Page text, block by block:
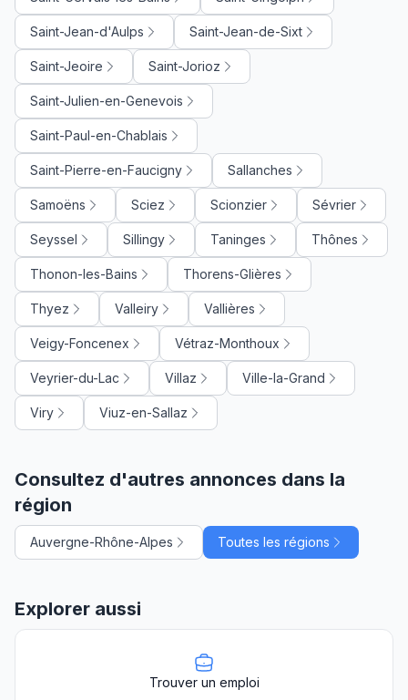
Saint-Jean-d'Aulps Saint-Jean-de-Sixt
Saint-Jeoire Saint-Jorioz
Saint-Julien-en-Genevois
Saint-Paul-en-Chablais
Saint-Pierre-en-Faucigny Sallanches
Samoëns Sciez Scionzier Sévrier
Seyssel Sillingy Taninges Thônes
Thonon-les-Bains Thorens-Glières
Thyez Valleiry Vallières
Veigy-Foncenex Vétraz-Monthoux
Veyrier-du-Lac Villaz Ville-la-Grand
Viry Viuz-en-Sallaz
Consultez d'autres annonces dans la
région
Auvergne-Rhône-Alpes Toutes les régions
Explorer aussi
Trouver un emploi